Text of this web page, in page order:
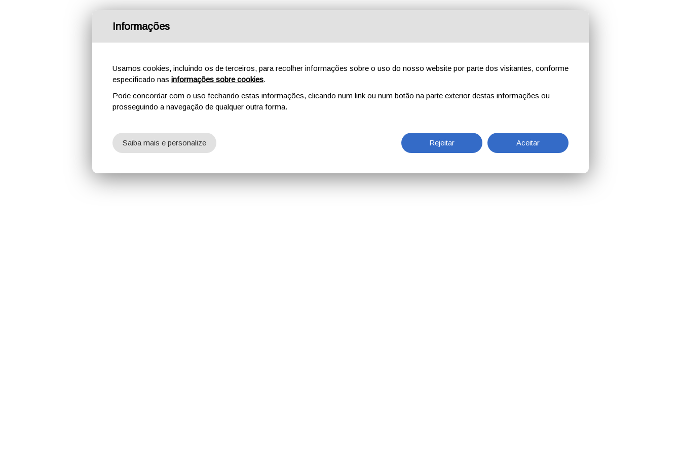
Informações
Usamos cookies, incluindo os de terceiros, para recolher informações sobre o uso do nosso website por parte dos visitantes, conforme
especificado nas informações sobre cookies.
Pode concordar com o uso fechando estas informações, clicando num link ou num botão na parte exterior destas informações ou
prosseguindo a navegação de qualquer outra forma.
Rejeitar Aceitar
Saiba mais e personalize